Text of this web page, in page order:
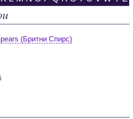
(Бритни Спирс)